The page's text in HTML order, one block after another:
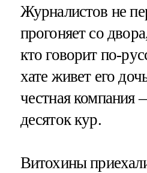
Журналистов не
прогоняет со
кто говорит по-
хате живет его
честная компания
десяток кур.
Витохины